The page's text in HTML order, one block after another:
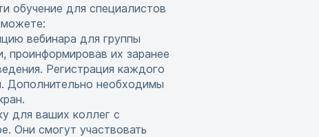
обучение для специалистов
вебинара для группы
проинформировав их заранее
Регистрация каждого
Дополнительно необходимы
для ваших коллег с
Они смогут участвовать